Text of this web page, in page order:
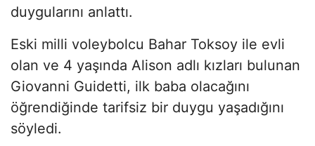
duygularını anlattı.
Eski milli voleybolcu Bahar Toksoy ile evli
olan ve 4 yaşında Alison adlı kızları bulunan
Giovanni Guidetti, ilk baba olacağını
öğrendiğinde tarifsiz bir duygu yaşadığını
söyledi.